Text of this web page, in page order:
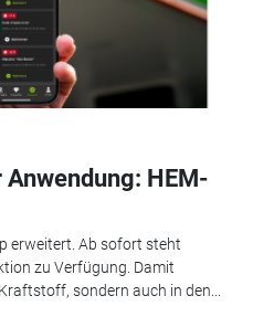
HEM-
erweitert. Ab sofort steht
zu Verfügung. Damit
sondern auch in den...